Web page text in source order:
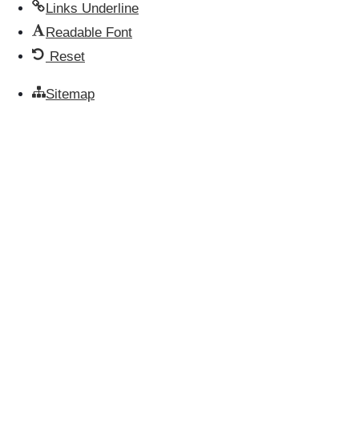
Links Underline
Readable Font
Reset
Sitemap